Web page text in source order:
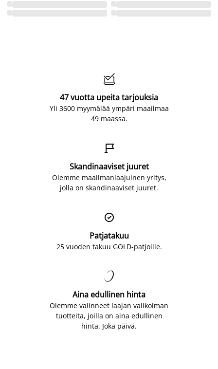

47 vuotta upeita tarjouksia
Yli 3600 myymälää ympäri maailmaa
49 maassa.

Skandinaaviset juuret
Olemme maailmanlaajuinen yritys,
jolla on skandinaaviset juuret.

Patjatakuu
25 vuoden takuu GOLD-patjoille.

Aina edullinen hinta
Olemme valinneet laajan valikoiman
tuotteita, joilla on aina edullinen
hinta. Joka päivä.